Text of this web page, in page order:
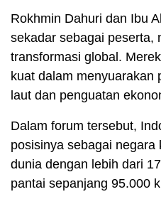
Rokhmin Dahuri dan Ibu
sekadar sebagai peserta,
transformasi global.
kuat dalam menyuarakan
laut dan penguatan
Dalam forum tersebut,
posisinya sebagai negara
dunia dengan lebih dari
pantai sepanjang 95.000